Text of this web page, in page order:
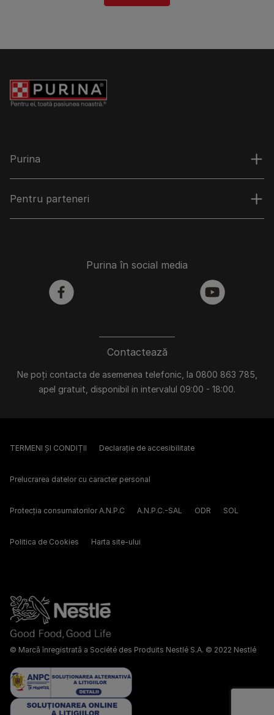
Purina
Pentru parteneri
Contactează
Ne poți contacta de asemenea telefonic, la 0800 863 785,
apel gratuit, disponibil in intervalul 09:00 - 18:00.
Purina în social media
facebook youtube
© Marcă înregistrată a Société des Produits Nestlé S.A. © 2022 Nestlé
TERMENI ȘI CONDIȚII Declarație de accesibilitate
Prelucrarea datelor cu caracter personal
Protecția consumatorilor A.N.P.C A.N.P.C.-SAL ODR SOL
Politica de Cookies Harta site-ului